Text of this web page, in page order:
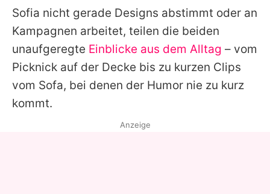
Sofia nicht gerade Designs abstimmt oder an
Kampagnen arbeitet, teilen die beiden
unaufgeregte Einblicke aus dem Alltag – vom
Picknick auf der Decke bis zu kurzen Clips
vom Sofa, bei denen der Humor nie zu kurz
kommt.
Anzeige